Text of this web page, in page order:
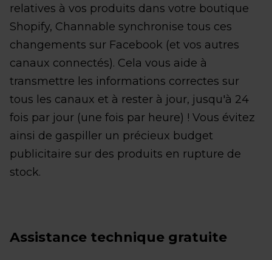
relatives à vos produits dans votre boutique
Shopify, Channable synchronise tous ces
changements sur Facebook (et vos autres
canaux connectés). Cela vous aide à
transmettre les informations correctes sur
tous les canaux et à rester à jour, jusqu'à 24
fois par jour (une fois par heure) ! Vous évitez
ainsi de gaspiller un précieux budget
publicitaire sur des produits en rupture de
stock.
Assistance technique gratuite